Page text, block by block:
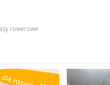
rowerowe